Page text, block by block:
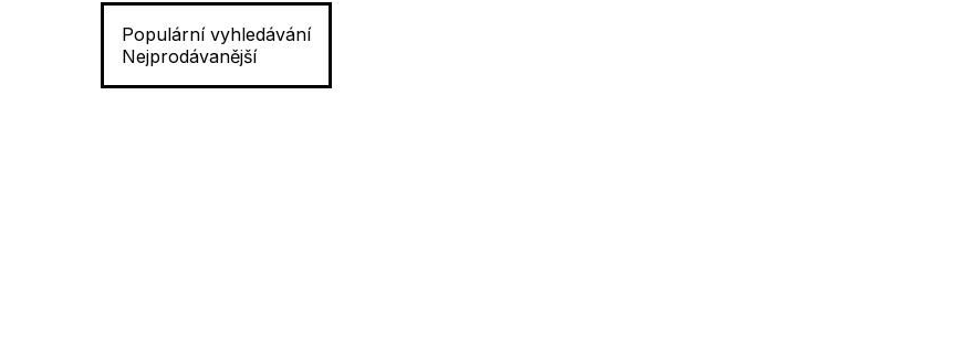
Populární vyhledávání
Nejprodávanější